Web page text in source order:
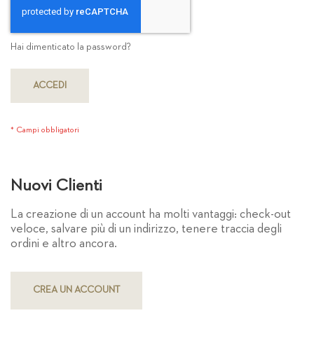
ACCEDI
Hai dimenticato la password?
Nuovi Clienti
La creazione di un account ha molti vantaggi: check-out
veloce, salvare più di un indirizzo, tenere traccia degli
ordini e altro ancora.
CREA UN ACCOUNT